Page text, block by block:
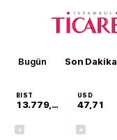
Bugün Son Dakika
BIST
13.779,39
USD
47,71